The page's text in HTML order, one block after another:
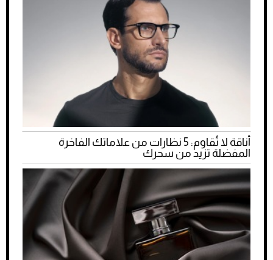
أناقة لا تُقاوم: 5 نظارات من علاماتك الفاخرة
المفضلة تزيد من سحرك